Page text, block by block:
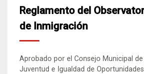
Reglamento del
de Inmigración
Aprobado por el Consejo Municipal
Juventud e Igualdad de